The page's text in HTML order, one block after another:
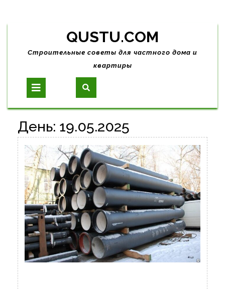
Skip
content
QUSTU.COM
Строительные советы для частного дома и
квартиры
Open
Button
День: 19.05.2025